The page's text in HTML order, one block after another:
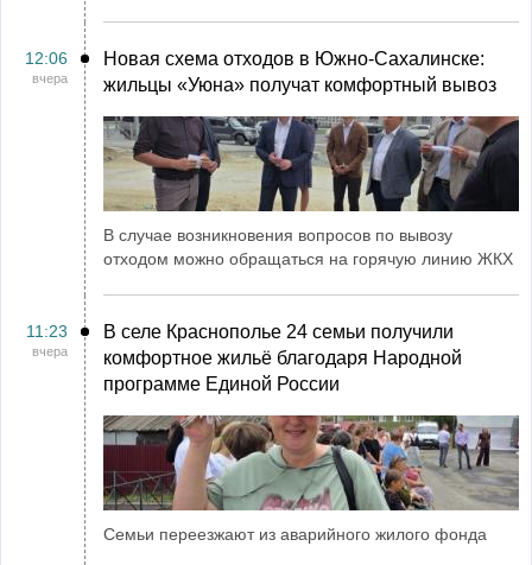
12:06
вчера
Новая схема отходов в Южно-Сахалинске:
жильцы «Уюна» получат комфортный вывоз
В случае возникновения вопросов по вывозу
отходом можно обращаться на горячую линию ЖКХ
11:23
вчера
В селе Краснополье 24 семьи получили
комфортное жильё благодаря Народной
программе Единой России
Семьи переезжают из аварийного жилого фонда